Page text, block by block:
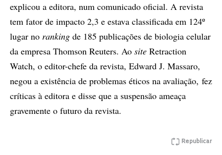
explicou a editora, num comunicado oficial. A revista
tem fator de impacto 2,3 e estava classificada em 124º
lugar no ranking de 185 publicações de biologia celular
da empresa Thomson Reuters. Ao site Retraction
Watch, o editor-chefe da revista, Edward J. Massaro,
negou a existência de problemas éticos na avaliação, fez
críticas à editora e disse que a suspensão ameaça
gravemente o futuro da revista.
Republicar